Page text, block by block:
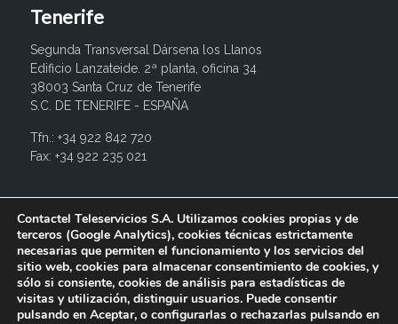
Tenerife
Segunda Transversal Dársena los Llanos
Edificio Lanzateide. 2ª planta, oficina 34
38003 Santa Cruz de Tenerife
S.C. DE TENERIFE - ESPAÑA
Tfn.: +34 922 842 720
Fax: +34 922 235 021
info@contactel.es
Contactel Teleservicios S.A. Utilizamos cookies propias y de
terceros (Google Analytics), cookies técnicas estrictamente
necesarias que permiten el funcionamiento y los servicios del
sitio web, cookies para almacenar consentimiento de cookies, y
sólo si consiente, cookies de análisis para estadísticas de
visitas y utilización, distinguir usuarios. Puede consentir
pulsando en Aceptar, o configurarlas o rechazarlas pulsando en